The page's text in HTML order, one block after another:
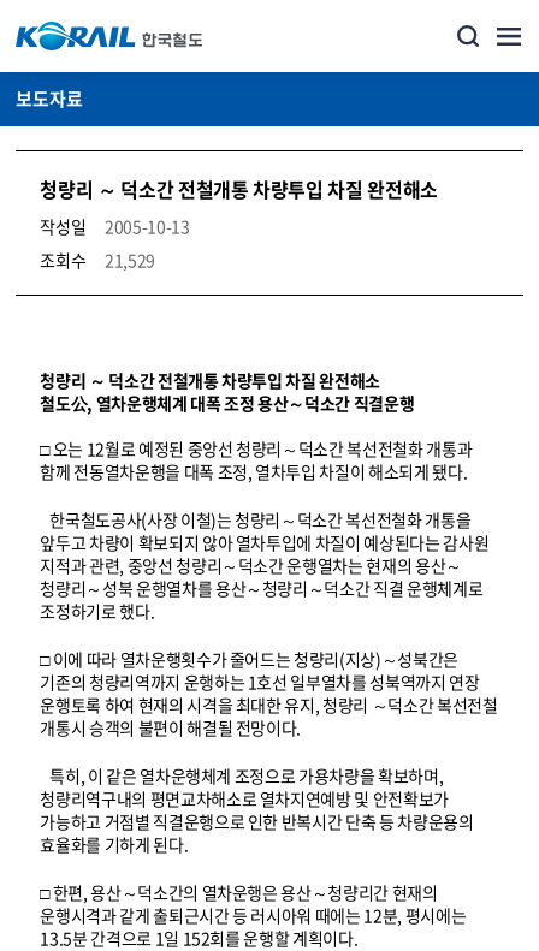
보도자료
청량리 ～ 덕소간 전철개통 차량투입 차질 완전해소
작성일
2005-10-13
조회수
21,529
뉴스·홍보_보도자료 상세보기 – 내용, 파일, 담당자 연락처로 구성
청량리 ～ 덕소간 전철개통 차량투입 차질 완전해소
철도公, 열차운행체계 대폭 조정 용산～덕소간 직결운행
□ 오는 12월로 예정된 중앙선 청량리～덕소간 복선전철화 개통과
함께 전동열차운행을 대폭 조정, 열차투입 차질이 해소되게 됐다.
한국철도공사(사장 이철)는 청량리～덕소간 복선전철화 개통을
앞두고 차량이 확보되지 않아 열차투입에 차질이 예상된다는 감사원
지적과 관련, 중앙선 청량리～덕소간 운행열차는 현재의 용산～
청량리～성북 운행열차를 용산～청량리～덕소간 직결 운행체계로
조정하기로 했다.
□ 이에 따라 열차운행횟수가 줄어드는 청량리(지상)～성북간은
기존의 청량리역까지 운행하는 1호선 일부열차를 성북역까지 연장
운행토록 하여 현재의 시격을 최대한 유지, 청량리 ～덕소간 복선전철
개통시 승객의 불편이 해결될 전망이다.
특히, 이 같은 열차운행체계 조정으로 가용차량을 확보하며,
청량리역구내의 평면교차해소로 열차지연예방 및 안전확보가
가능하고 거점별 직결운행으로 인한 반복시간 단축 등 차량운용의
효율화를 기하게 된다.
□ 한편, 용산～덕소간의 열차운행은 용산～청량리간 현재의
운행시격과 같게 출퇴근시간 등 러시아워 때에는 12분, 평시에는
13.5분 간격으로 1일 152회를 운행할 계획이다.